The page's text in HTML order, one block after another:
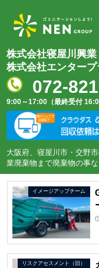
株式会社寝屋川興
株式会社エンター
072-
9:00～17:00（最終受付
大阪府、寝屋川市・交野
業廃棄物まで廃棄物の事
イメージアップチーム
リスクアセスメント（旧）